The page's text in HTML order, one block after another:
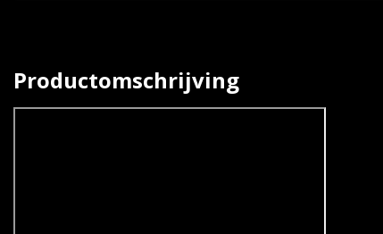
Productomschrijving